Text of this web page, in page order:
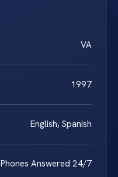
VA
1997
English, Spanish
Phones Answered 24/7